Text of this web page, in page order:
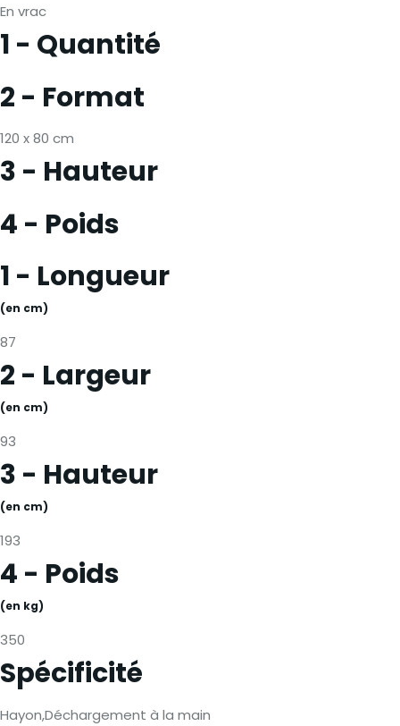
En vrac
1 - Quantité
2 - Format
120 x 80 cm
3 - Hauteur
4 - Poids
1 - Longueur
(en cm)
87
2 - Largeur
(en cm)
93
3 - Hauteur
(en cm)
193
4 - Poids
(en kg)
350
Spécificité
Hayon,Déchargement à la main